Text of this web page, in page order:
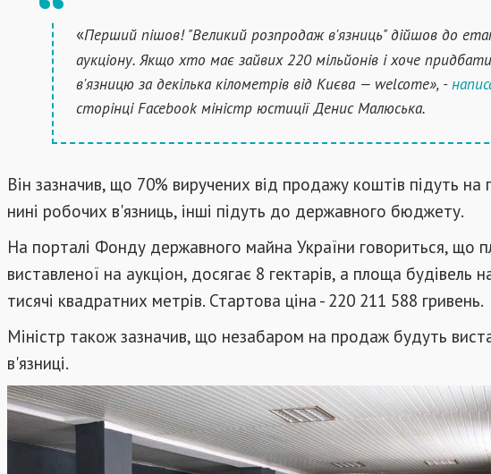
«Перший пішов! "Великий розпродаж в'язниць" дійшов до
аукціону. Якщо хто має зайвих 220 мільйонів і хоче
в'язницю за декілька кілометрів від Києва — welcome», -
сторінці Facebook міністр юстиції Денис Малюська.
Він зазначив, що 70% виручених від продажу коштів підуть на
нині робочих в'язниць, інші підуть до державного бюджету.
На порталі Фонду державного майна України говориться, що
виставленої на аукціон, досягає 8 гектарів, а площа будівель
тисячі квадратних метрів. Стартова ціна - 220 211 588 гривень.
Міністр також зазначив, що незабаром на продаж будуть
в'язниці.